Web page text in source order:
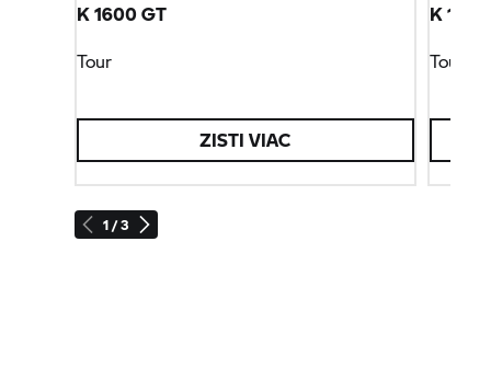
1 / 3
K 1600 GT
Tour
ZISTI VIAC
K
Tour